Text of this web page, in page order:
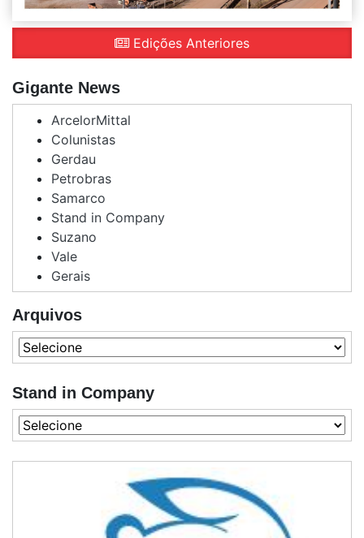
Edições Anteriores
Gigante News
ArcelorMittal
Colunistas
Gerdau
Petrobras
Samarco
Stand in Company
Suzano
Vale
Gerais
Arquivos
Stand in Company